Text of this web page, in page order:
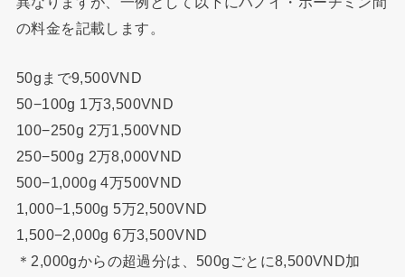
の料金を記載します。
50gまで9,500VND
50−100g 1万3,500VND
100−250g 2万1,500VND
250−500g 2万8,000VND
500−1,000g 4万500VND
1,000−1,500g 5万2,500VND
1,500−2,000g 6万3,500VND
＊2,000gからの超過分は、500gごとに8,500VND加